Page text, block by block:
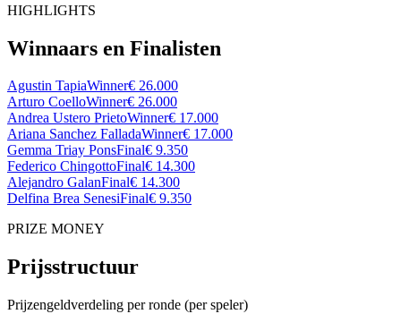
HIGHLIGHTS
Winnaars en Finalisten
Agustin TapiaWinner€ 26.000
Arturo CoelloWinner€ 26.000
Andrea Ustero PrietoWinner€ 17.000
Ariana Sanchez FalladaWinner€ 17.000
Gemma Triay PonsFinal€ 9.350
Federico ChingottoFinal€ 14.300
Alejandro GalanFinal€ 14.300
Delfina Brea SenesiFinal€ 9.350
PRIZE MONEY
Prijsstructuur
Prijzengeldverdeling per ronde (per speler)